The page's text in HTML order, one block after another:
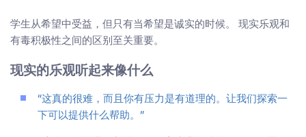
学生从希望中受益，但只有当希望是诚实的时候。 现实乐观和
有毒积极性之间的区别至关重要。
现实的乐观听起来像什么
“这真的很难，而且你有压力是有道理的。让我们探索一
下可以提供什么帮助。”